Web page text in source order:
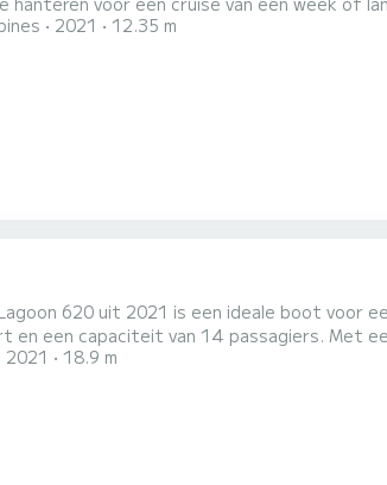
Met een totale lengte van 12 meter en
2021 12.35 m
620 uit 2021 is een ideale boot voor
buitengewone vakanties op de wateren van
2021 18.9 m